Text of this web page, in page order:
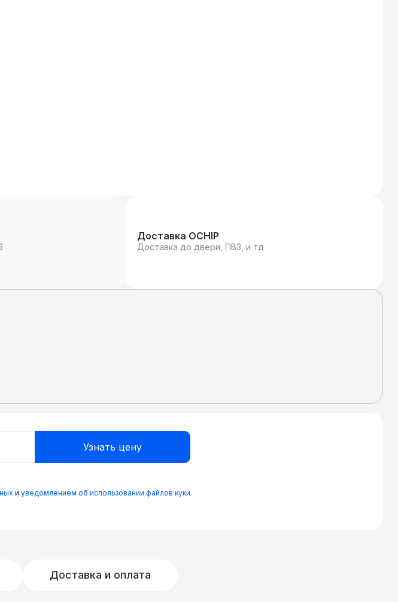
Доставка OCHIP
Доставка до двери, ПВЗ, и тд
и уведомлением об использовании файлов куки
Доставка и оплата